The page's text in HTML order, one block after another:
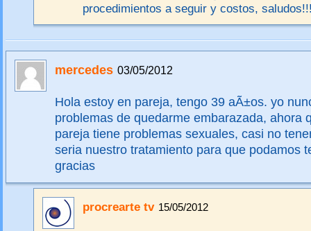
procedimientos a seguir y costos,
mercedes 03/05/2012
Hola estoy en pareja, tengo 39 aÃ±os. yo
problemas de quedarme embarazada, ahora
pareja tiene problemas sexuales, casi no
seria nuestro tratamiento para que podamos
gracias
procrearte tv 15/05/2012